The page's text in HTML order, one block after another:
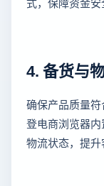
4. 备货与
确保产品质量
登电商浏览器
物流状态，提升